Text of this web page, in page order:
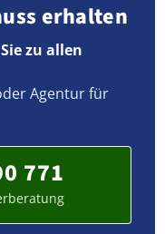
erhalten
zu allen
Agentur für
771